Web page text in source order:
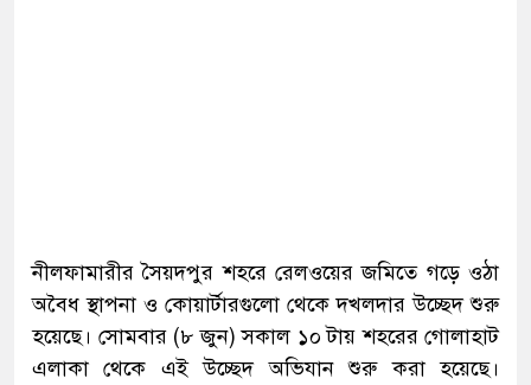
নীলফামারীর সৈয়দপুর শহরে রেলওয়ের জমিতে গড়ে ওঠা
অবৈধ স্থাপনা ও কোয়ার্টারগুলো থেকে দখলদার উচ্ছেদ শুরু
হয়েছে। সোমবার (৮ জুন) সকাল ১০ টায় শহরের গোলাহাট
এলাকা থেকে এই উচ্ছেদ অভিযান শুরু করা হয়েছে।